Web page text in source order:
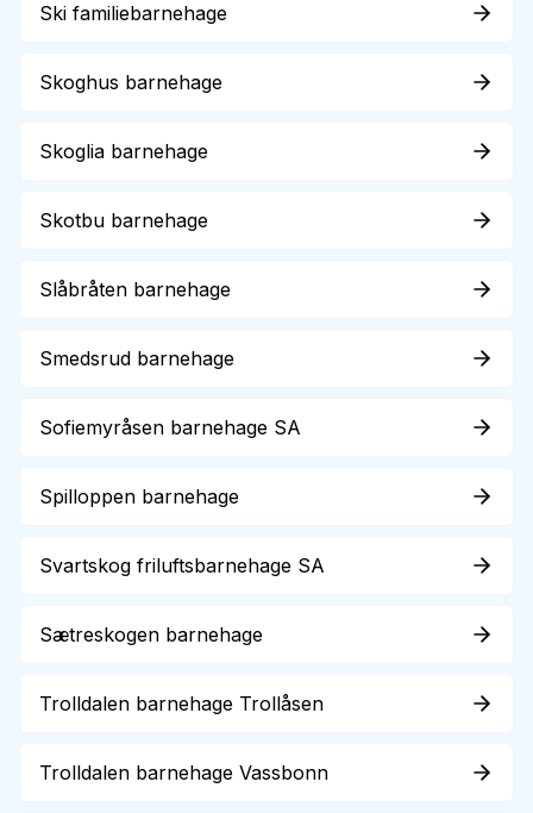
Ski familiebarnehage
Skoghus barnehage
Skoglia barnehage
Skotbu barnehage
Slåbråten barnehage
Smedsrud barnehage
Sofiemyråsen barnehage SA
Spilloppen barnehage
Svartskog friluftsbarnehage SA
Sætreskogen barnehage
Trolldalen barnehage Trollåsen
Trolldalen barnehage Vassbonn